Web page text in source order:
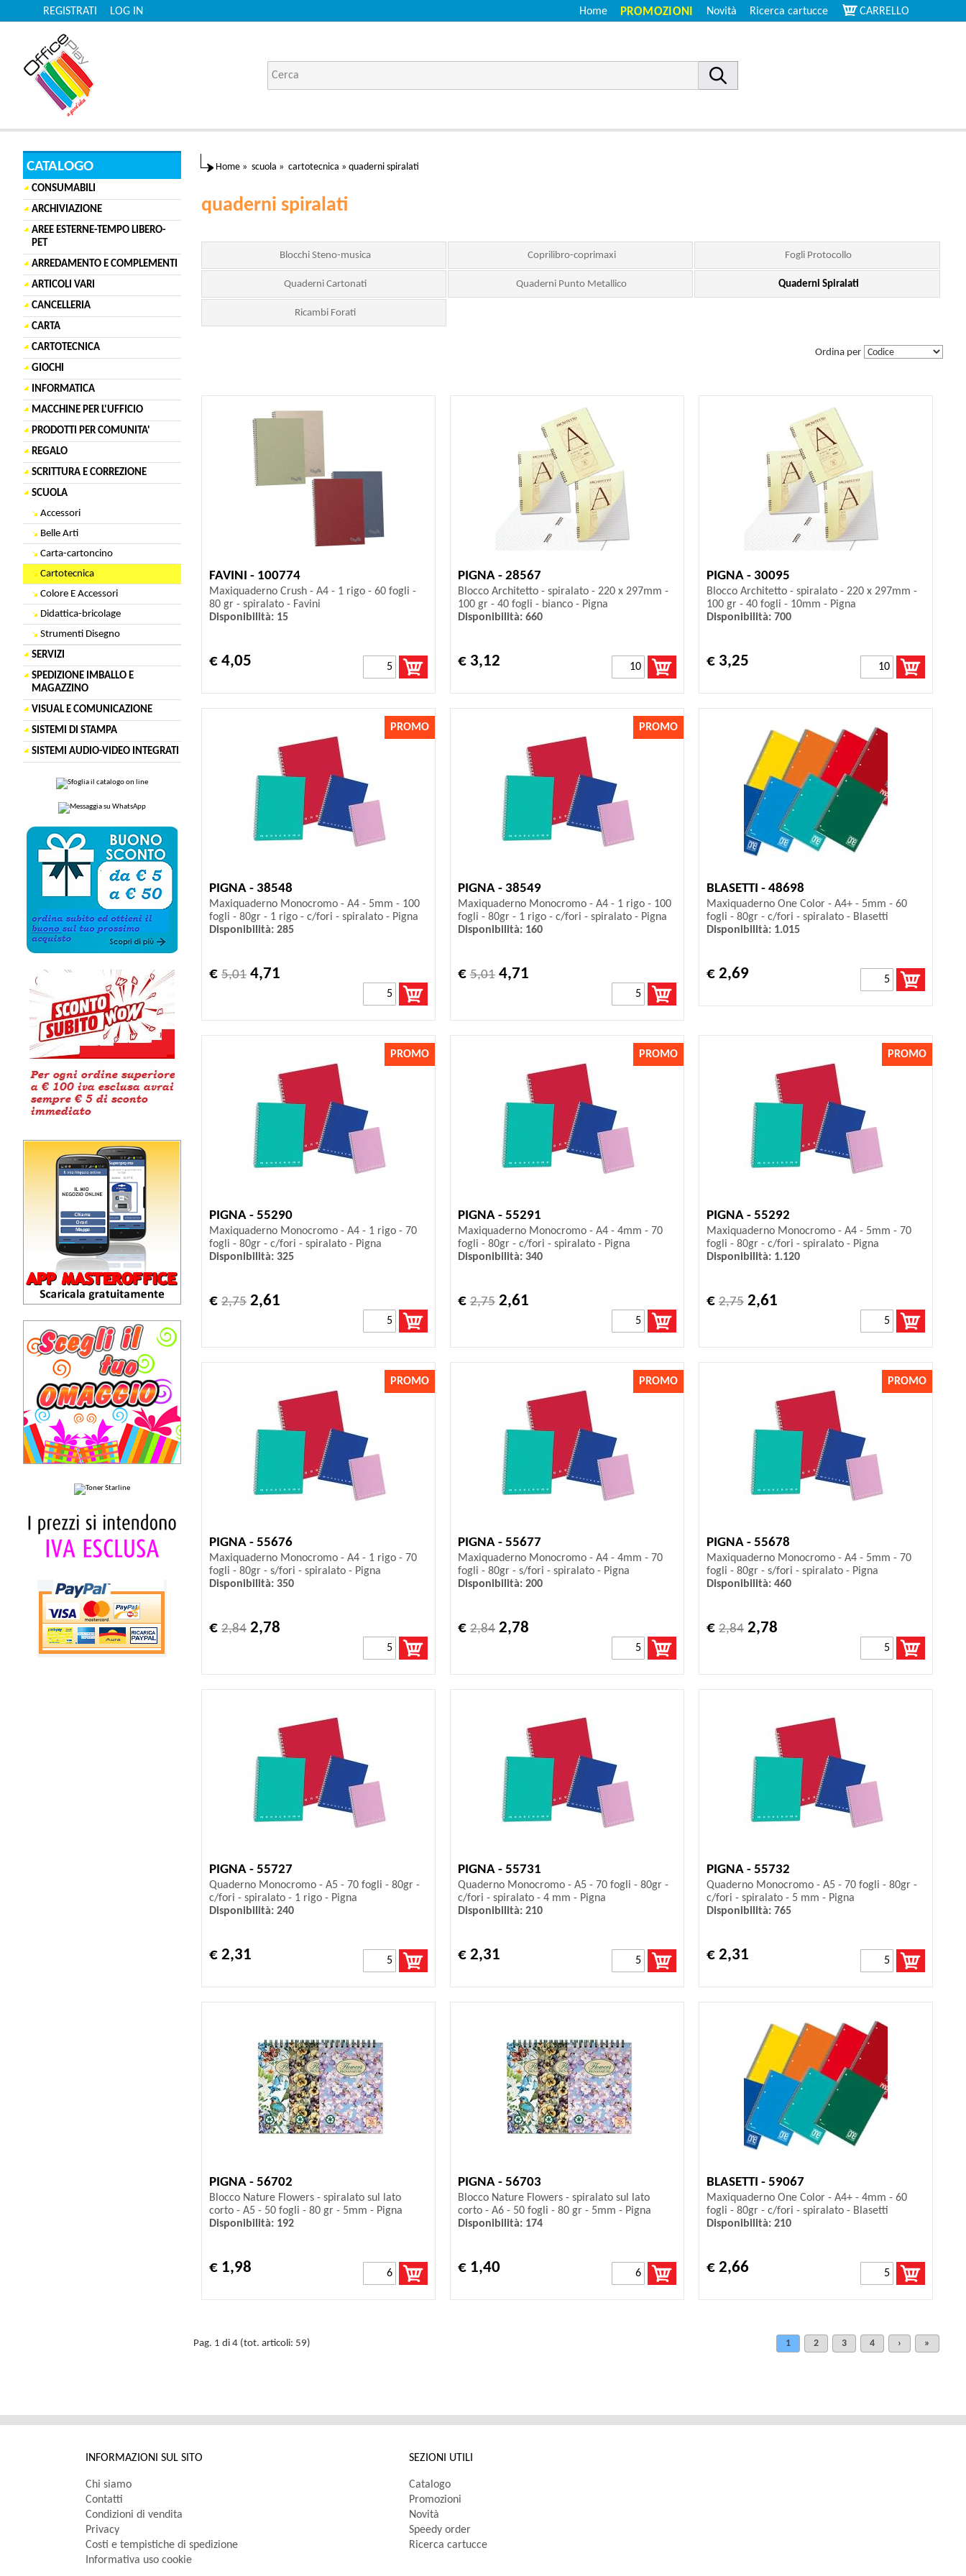
LOG IN
REGISTRATI CARRELLO
Ricerca cartucce
Novità
PROMOZIONI
Home
CATALOGO
CONSUMABILI
ARCHIVIAZIONE
AREE ESTERNE-TEMPO LIBERO-
PET
ARREDAMENTO E COMPLEMENTI
ARTICOLI VARI
CANCELLERIA
CARTA
CARTOTECNICA
GIOCHI
INFORMATICA
MACCHINE PER L'UFFICIO
PRODOTTI PER COMUNITA'
REGALO
SCRITTURA E CORREZIONE
SCUOLA
Accessori
Belle Arti
Carta-cartoncino
Cartotecnica
Colore E Accessori
Didattica-bricolage
Strumenti Disegno
SERVIZI
SPEDIZIONE IMBALLO E
MAGAZZINO
VISUAL E COMUNICAZIONE
SISTEMI DI STAMPA
SISTEMI AUDIO-VIDEO INTEGRATI
Home » scuola » cartotecnica » quaderni spiralati
quaderni spiralati
Blocchi Steno-musica Coprilibro-coprimaxi Fogli Protocollo
Quaderni Cartonati Quaderni Punto Metallico Quaderni Spiralati
Ricambi Forati
Ordina per
FAVINI - 100774
Maxiquaderno Crush - A4 - 1 rigo - 60 fogli -
80 gr - spiralato - Favini
Disponibilità: 15
€ 4,05
PIGNA - 28567
Blocco Architetto - spiralato - 220 x 297mm -
100 gr - 40 fogli - bianco - Pigna
Disponibilità: 660
€ 3,12
PIGNA - 30095
Blocco Architetto - spiralato - 220 x 297mm -
100 gr - 40 fogli - 10mm - Pigna
Disponibilità: 700
€ 3,25
PIGNA - 38548
Maxiquaderno Monocromo - A4 - 5mm - 100
fogli - 80gr - 1 rigo - c/fori - spiralato - Pigna
Disponibilità: 285
€ 5,01 4,71
PROMO
PIGNA - 38549
Maxiquaderno Monocromo - A4 - 1 rigo - 100
fogli - 80gr - 1 rigo - c/fori - spiralato - Pigna
Disponibilità: 160
€ 5,014,71
PROMO
BLASETTI - 48698
Maxiquaderno One Color - A4+ - 5mm - 60
fogli - 80gr - c/fori - spiralato - Blasetti
Disponibilità: 1.015
€ 2,69
PIGNA - 55290
Maxiquaderno Monocromo - A4 - 1 rigo - 70
fogli - 80gr - c/fori - spiralato - Pigna
Disponibilità: 325
€ 2,75 2,61
PROMO
PIGNA - 55291
Maxiquaderno Monocromo - A4 - 4mm - 70
fogli - 80gr - c/fori - spiralato - Pigna
Disponibilità: 340
€ 2,752,61
PROMO
PIGNA - 55292
Maxiquaderno Monocromo - A4 - 5mm - 70
fogli - 80gr - c/fori - spiralato - Pigna
Disponibilità: 1.120
€ 2,752,61
PROMO
PIGNA - 55676
Maxiquaderno Monocromo - A4 - 1 rigo - 70
fogli - 80gr - s/fori - spiralato - Pigna
Disponibilità: 350
€ 2,84 2,78
PROMO
PIGNA - 55677
Maxiquaderno Monocromo - A4 - 4mm - 70
fogli - 80gr - s/fori - spiralato - Pigna
Disponibilità: 200
€ 2,842,78
PROMO
PIGNA - 55678
Maxiquaderno Monocromo - A4 - 5mm - 70
fogli - 80gr - s/fori - spiralato - Pigna
Disponibilità: 460
€ 2,842,78
PROMO
PIGNA - 55727
Quaderno Monocromo - A5 - 70 fogli - 80gr -
c/fori - spiralato - 1 rigo - Pigna
Disponibilità: 240
€ 2,31
PIGNA - 55731
Quaderno Monocromo - A5 - 70 fogli - 80gr -
c/fori - spiralato - 4 mm - Pigna
Disponibilità: 210
€ 2,31
PIGNA - 55732
Quaderno Monocromo - A5 - 70 fogli - 80gr -
c/fori - spiralato - 5 mm - Pigna
Disponibilità: 765
€ 2,31
PIGNA - 56702
Blocco Nature Flowers - spiralato sul lato
corto - A5 - 50 fogli - 80 gr - 5mm - Pigna
Disponibilità: 192
€ 1,98
PIGNA - 56703
Blocco Nature Flowers - spiralato sul lato
corto - A6 - 50 fogli - 80 gr - 5mm - Pigna
Disponibilità: 174
€ 1,40
BLASETTI - 59067
Maxiquaderno One Color - A4+ - 4mm - 60
fogli - 80gr - c/fori - spiralato - Blasetti
Disponibilità: 210
€ 2,66
Pag. 1 di 4 (tot. articoli: 59) 1 2 3 4 › »
INFORMAZIONI SUL SITO
Chi siamo
Contatti
Condizioni di vendita
Privacy
Costi e tempistiche di spedizione
Informativa uso cookie
SEZIONI UTILI
Catalogo
Promozioni
Novità
Speedy order
Ricerca cartucce